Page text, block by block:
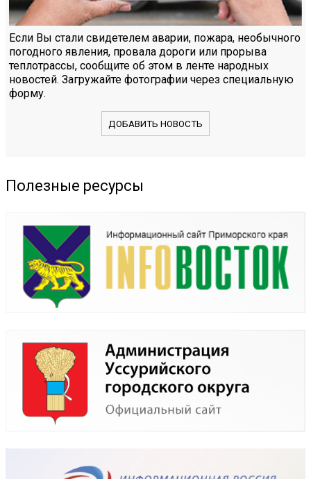
Если Вы стали свидетелем аварии, пожара, необычного
погодного явления, провала дороги или прорыва
теплотрассы, сообщите об этом в ленте народных
новостей. Загружайте фотографии через специальную
форму.
ДОБАВИТЬ НОВОСТЬ
Полезные ресурсы